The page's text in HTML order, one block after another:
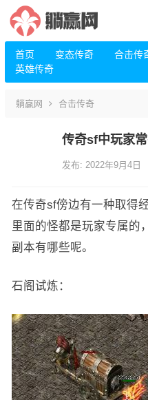
首页 变态传奇 合击传
英雄传奇
躺赢网 合击传奇
传奇sf中玩家
发布: 2022年9月4日
在传奇sf傍边有一种取得
里面的怪都是玩家专属的
副本有哪些呢。
石阁试炼：